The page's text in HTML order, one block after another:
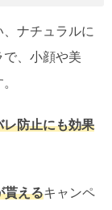
ナチュラルに
、小顔や美
防止にも効果
貰えるキャンペ